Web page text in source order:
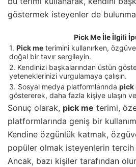
göstermek isteyenler de
Pick Me İle İlgili
1. Pick me terimini kullanırken,
doğal bir tavır sergileyin.
2. Kendinizi başkalarından üstün
yeteneklerinizi vurgulamaya çalışın.
3. Sosyal medya platformlarında pick
göstererek, daha fazla kişiye ulaşın
Sonuç olarak, pick me terimi,
platformlarında geniş bir
Kendine özgünlük katmak,
popüler olmak isteyenlerin
Ancak, bazı kişiler tarafından